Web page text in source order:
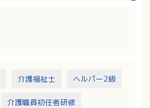
介護福祉士 ヘルパー2級
介護職員初任者研修